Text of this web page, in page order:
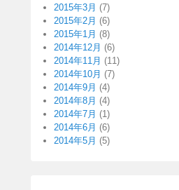
2015年3月 (7)
2015年2月 (6)
2015年1月 (8)
2014年12月 (6)
2014年11月 (11)
2014年10月 (7)
2014年9月 (4)
2014年8月 (4)
2014年7月 (1)
2014年6月 (6)
2014年5月 (5)